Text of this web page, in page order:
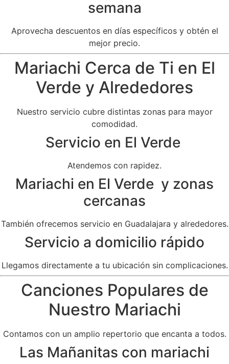
semana
Aprovecha descuentos en días específicos y obtén el
mejor precio.
Mariachi Cerca de Ti en El
Verde y Alrededores
Nuestro servicio cubre distintas zonas para mayor
comodidad.
Servicio en El Verde
Atendemos con rapidez.
Mariachi en El Verde y zonas
cercanas
También ofrecemos servicio en Guadalajara y alrededores.
Servicio a domicilio rápido
Llegamos directamente a tu ubicación sin complicaciones.
Canciones Populares de
Nuestro Mariachi
Contamos con un amplio repertorio que encanta a todos.
Las Mañanitas con mariachi